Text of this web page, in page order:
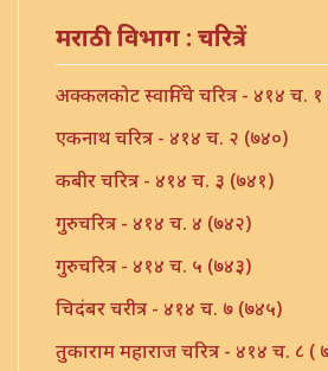
मराठी विभाग : चरित्रें
अक्कलकोट स्वामिंचे चरित्र - ४१४ च.
एकनाथ चरित्र - ४१४ च. २ (७४०)
कबीर चरित्र - ४१४ च. ३ (७४१)
गुरुचरित्र - ४१४ च. ४ (७४२)
गुरुचरित्र - ४१४ च. ५ (७४३)
चिदंबर चरीत्र - ४१४ च. ७ (७४५)
तुकाराम महाराज चरित्र - ४१४ च. ८ (